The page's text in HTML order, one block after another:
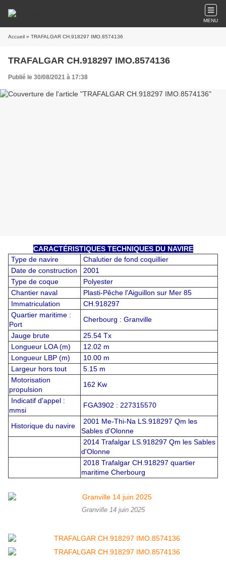
MENU
Accueil » TRAFALGAR CH.918297 IMO.8574136
TRAFALGAR CH.918297 IMO.8574136
Publié le 30/08/2021 à 17:38
CARACTÉRISTIQUES TECHNIQUES DU NAVIRE
Type de navire
Chalutier de fond coquillier
Date de construction
2001
Type de coque
Polyester
Chantier naval
Plasti-Pêche l'Aiguillon sur Mer 85
Immatriculation
CH.918297
Quartier maritime :
Port
Cherbourg : Granville
Jauge brute
25.54 Tx
Longueur LOA (m)
12.02 m
Longueur LBP (m)
10.00 m
Largeur hors tout
5.15 m
Motorisation
propulsion
162 Kw
Indicatif d'appel :
mmsi
FGA3902 : 227315570
Historique du navire
2001 Me-Thi-Na LS.918297 Qm les
Sables d'Olonne
2014 Trafalgar LS.918297 Qm les Sables
d'Olonne
2018 Trafalgar CH.918297 quartier
maritime Cherbourg
Granville 14 juin 2025